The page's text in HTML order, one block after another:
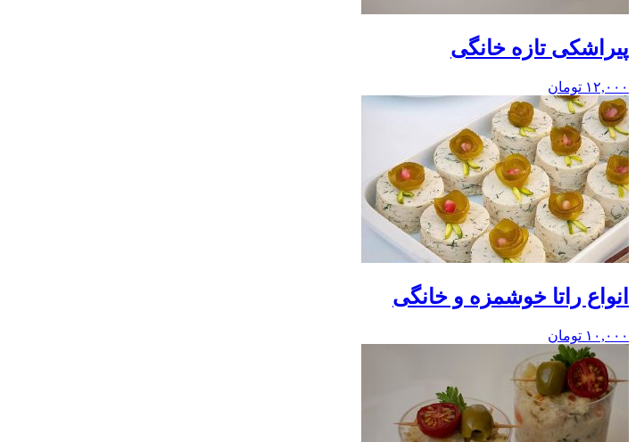
پیراشکی تازه خانگی
۱۲,۰۰۰ تومان
انواع راتا خوشمزه و خانگی
۱۰,۰۰۰ تومان